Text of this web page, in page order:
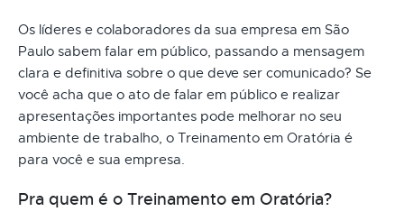
Os líderes e colaboradores da sua empresa em São
Paulo sabem falar em público, passando a mensagem
clara e definitiva sobre o que deve ser comunicado? Se
você acha que o ato de falar em público e realizar
apresentações importantes pode melhorar no seu
ambiente de trabalho, o Treinamento em Oratória é
para você e sua empresa.
Pra quem é o Treinamento em Oratória?